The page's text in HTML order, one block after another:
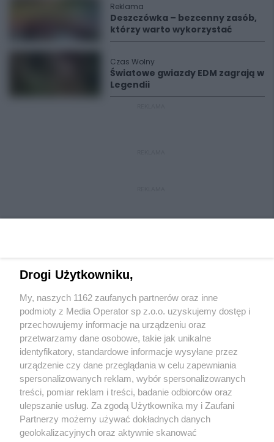
Reklama
Deszczówka – bezcenny zasób,
którzy warto wykorzystać
Czas Wolny
Światowe gwiazdy EDM zagrają w
Legendii
Wydawca mediówlokalnych
Nie zapomnij
zapoznać się z:
polityką prywatności regulamin korzystania z portali
Twojemiasto
Piekary Śląskie
Chorzów
Skontakuj sięz nami
Kontakt
Wydawca
Drogi Użytkowniku,
My, naszych 1162 zaufanych partnerów oraz inne
podmioty z Media Operator sp z.o.o. uzyskujemy dostęp i
przechowujemy informacje na urządzeniu oraz
przetwarzamy dane osobowe, takie jak unikalne
identyfikatory, standardowe informacje wysyłane przez
urządzenie czy dane przeglądania w celu zapewniania
spersonalizowanych reklam, wybór spersonalizowanych
treści, pomiar reklam i treści, badanie odbiorców oraz
ulepszanie usług. Za zgodą Użytkownika my i Zaufani
Partnerzy możemy używać dokładnych danych
geolokalizacyjnych oraz aktywnie skanować